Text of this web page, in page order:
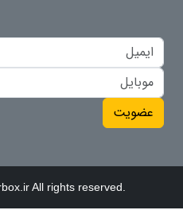
عضویت
All rights reserved.